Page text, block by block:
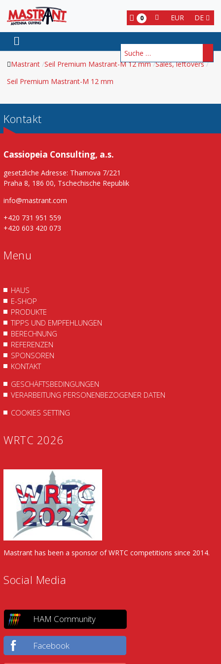
DE
EUR
0
Suchen
Mastrant Seil Premium Mastrant-M 12 mm Sales, leftovers
Seil Premium Mastrant-M 12 mm
Kontakt
Cassiopeia Consulting, a.s.
gesetzliche Adresse: Thamova 7/221
Praha 8, 186 00, Tschechische Republik
info@mastrant.com
+420 731 951 559
+420 603 420 073
Menu
HAUS
E-SHOP
PRODUKTE
TIPPS UND EMPFEHLUNGEN
BERECHNUNG
REFERENZEN
SPONSOREN
KONTAKT
GESCHÄFTSBEDINGUNGEN
VERARBEITUNG PERSONENBEZOGENER DATEN
COOKIES SETTING
WRTC 2026
Mastrant has been a sponsor of WRTC competitions since 2014.
Social Media
HAM Community
Facebook